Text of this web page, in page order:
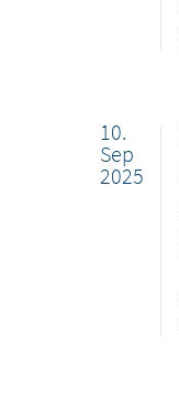
10.
Sep
2025